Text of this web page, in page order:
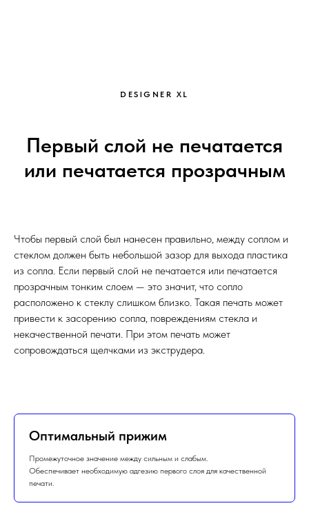
DESIGNER XL
Первый слой не печатается
или печатается прозрачным
Чтобы первый слой был нанесен правильно, между соплом и
стеклом должен быть небольшой зазор для выхода пластика
из сопла. Если первый слой не печатается или печатается
прозрачным тонким слоем — это значит, что сопло
расположено к стеклу слишком близко. Такая печать может
привести к засорению сопла, повреждениям стекла и
некачественной печати. При этом печать может
сопровождаться щелчками из экструдера.
Оптимальный прижим
Промежуточное значение между сильным и слабым.
Обеспечивает необходимую адгезию первого слоя для качественной
печати.